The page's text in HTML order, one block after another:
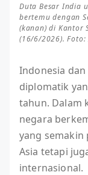
Duta Besar India
bertemu dengan
(kanan) di Kantor
(16/6/2026).
Indonesia
diplomatik
tahun. Dalam
negara
yang semakin
Asia tetapi
internasional.